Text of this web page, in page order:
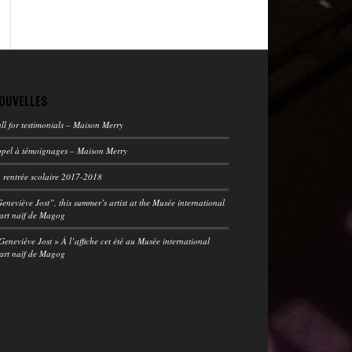
for testimonials – Maison Merry
à témoignages – Maison Merry
rentrée scolaire 2017-2018
Jost”, this summer’s artist at the Musée international
naïf de Magog
Jost » À l’affiche cet été au Musée international
naïf de Magog